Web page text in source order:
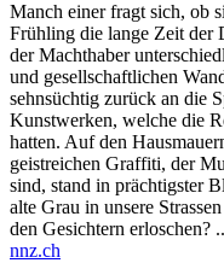
Manch einer fragt sich, ob
Frühling die lange Zeit der
der Machthaber
und gesellschaftlichen
sehnsüchtig zurück an die
Kunstwerken, welche die
hatten. Auf den
geistreichen Graffiti, der
sind, stand in prächtigster
alte Grau in unsere
den Gesichtern erloschen?
nnz.ch